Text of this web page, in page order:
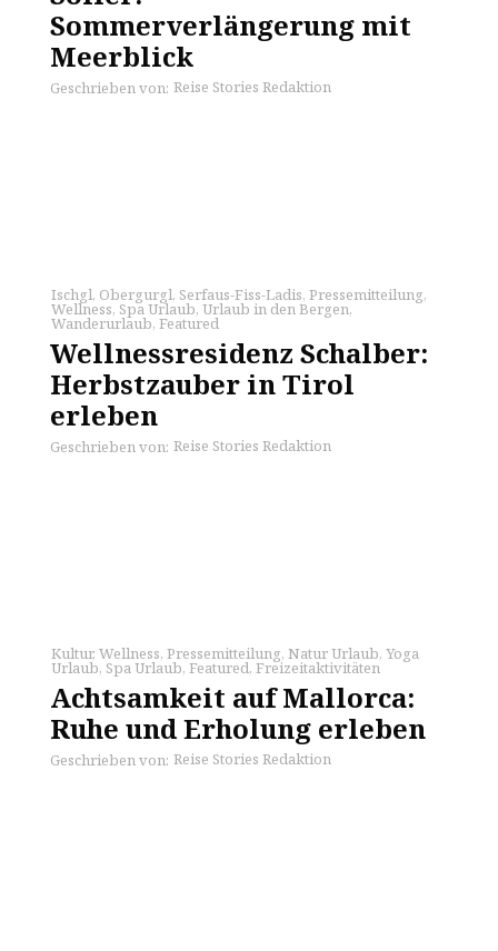
Sommerverlängerung mit
Meerblick
Geschrieben von: Reise Stories Redaktion
Ischgl, Obergurgl, Serfaus-Fiss-Ladis, Pressemitteilung,
Wellness, Spa Urlaub, Urlaub in den Bergen,
Wanderurlaub, Featured
Wellnessresidenz Schalber:
Herbstzauber in Tirol
erleben
Geschrieben von: Reise Stories Redaktion
Kultur, Wellness, Pressemitteilung, Natur Urlaub, Yoga
Urlaub, Spa Urlaub, Featured, Freizeitaktivitäten
Achtsamkeit auf Mallorca:
Ruhe und Erholung erleben
Geschrieben von: Reise Stories Redaktion